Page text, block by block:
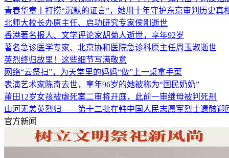
青春华章丨打捞“沉默的证言”，她用十年守护东京审判历史真
北师大校长办原主任、启功研究专家侯刚逝世
香港著名报人、文学评论家胡菊人逝世，享年92岁
著名急诊医学专家、北京协和医院急诊科原主任周玉淑逝世
英烈终归故里！这些细节写满敬意
网络“云祭扫”，为天堂里的妈妈“做”上一桌拿手菜
表演艺术家陈奇去世，享年96岁的她被称为“国民奶奶”
莆田12岁女孩被虐死案二审将开庭，此前一审继母被判死刑
山河无恙英烈归——第十二批在韩中国人民志愿军烈士遗骸迎
官方新闻